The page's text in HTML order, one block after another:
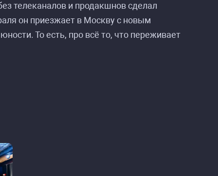
телеканалов и продакшнов сделал
он приезжает в Москву с новым
То есть, про всё то, что переживает